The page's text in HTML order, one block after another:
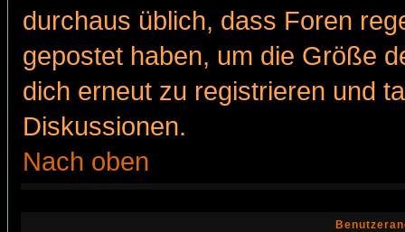
durchaus üblich, dass Foren
gepostet haben, um die Größe
dich erneut zu registrieren und
Diskussionen.
Nach oben